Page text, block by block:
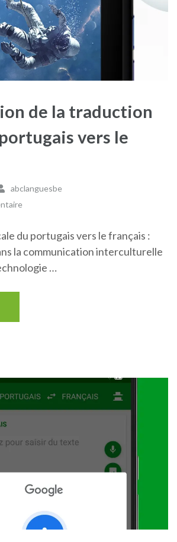
de la traduction
vers le
abclanguesbe
du portugais vers le français :
la communication interculturelle
…